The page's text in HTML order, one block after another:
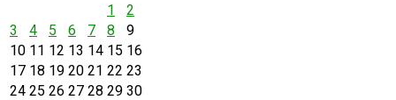
1
2
3
4 5 6 7 8
9
10 11 12 13 14 15 16
17 18 19 20 21 22 23
24 25 26 27 28 29 30